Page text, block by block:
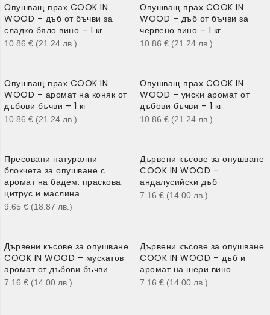
Опушващ прах COOK IN
WOOD – дъб от бъчви за
сладко бяло вино – 1 кг
10.86 € (21.24 лв. )
Опушващ прах COOK IN
WOOD – дъб от бъчви за
червено вино – 1 кг
10.86 € (21.24 лв. )
Опушващ прах COOK IN
WOOD – аромат на коняк от
дъбови бъчви – 1 кг
10.86 € (21.24 лв. )
Опушващ прах COOK IN
WOOD – уиски аромат от
дъбови бъчви – 1 кг
10.86 € (21.24 лв. )
Пресовани натурални
блокчета за опушване с
аромат на бадем. праскова.
цитрус и маслина
9.65 € (18.87 лв. )
Дървени късове за опушване
COOK IN WOOD –
андалусийски дъб
7.16 € (14.00 лв. )
Дървени късове за опушване
COOK IN WOOD – мускатов
аромат от дъбови бъчви
7.16 € (14.00 лв. )
Дървени късове за опушване
COOK IN WOOD – дъб и
аромат на шери вино
7.16 € (14.00 лв. )